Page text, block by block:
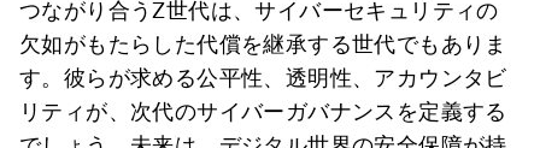
つながり合うZ世代は、サイバーセキュリティの
欠如がもたらした代償を継承する世代でもありま
す。彼らが求める公平性、透明性、アカウンタビ
リティが、次代のサイバーガバナンスを定義する